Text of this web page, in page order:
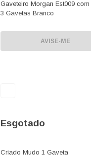
Gaveteiro Morgan Est009 com
3 Gavetas Branco
AVISE-ME
Esgotado
Criado Mudo 1 Gaveta